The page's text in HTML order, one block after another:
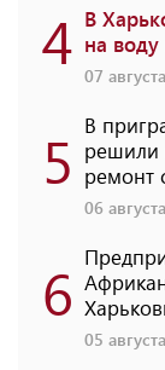
4 В
на
07
5 В
решили
ремонт
06
6
05